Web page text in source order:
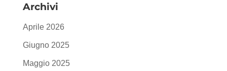
Archivi
Aprile 2026
Giugno 2025
Maggio 2025